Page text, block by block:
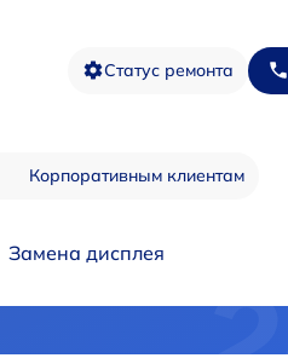
Статус ремонта
Корпоративным клиентам
Замена дисплея